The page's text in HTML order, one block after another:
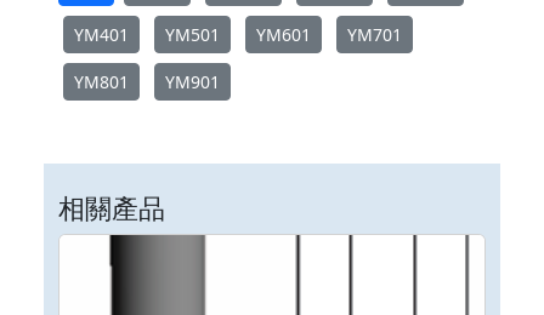
YM401 YM501 YM601 YM701
YM801 YM901
相關產品